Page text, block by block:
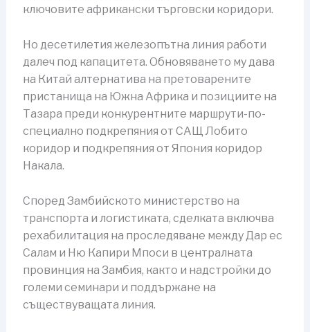
ключовите африкански търговски коридори.
Но десетилетия железопътна линия работи
далеч под капацитета. Обновяването му дава
на Китай алтернатива на претоварените
пристанища на Южна Африка и позициите на
Тазара преди конкурентните маршрути-по-
специално подкрепяния от САЩ Лобито
коридор и подкрепяния от Япония коридор
Накала.
Според Замбийското министерство на
транспорта и логистиката, сделката включва
рехабилитация на проследяване между Дар ес
Салам и Ню Капири Мпоси в централната
провинция на Замбия, както и надстройки до
големи семинари и поддържане на
съществуващата линия.